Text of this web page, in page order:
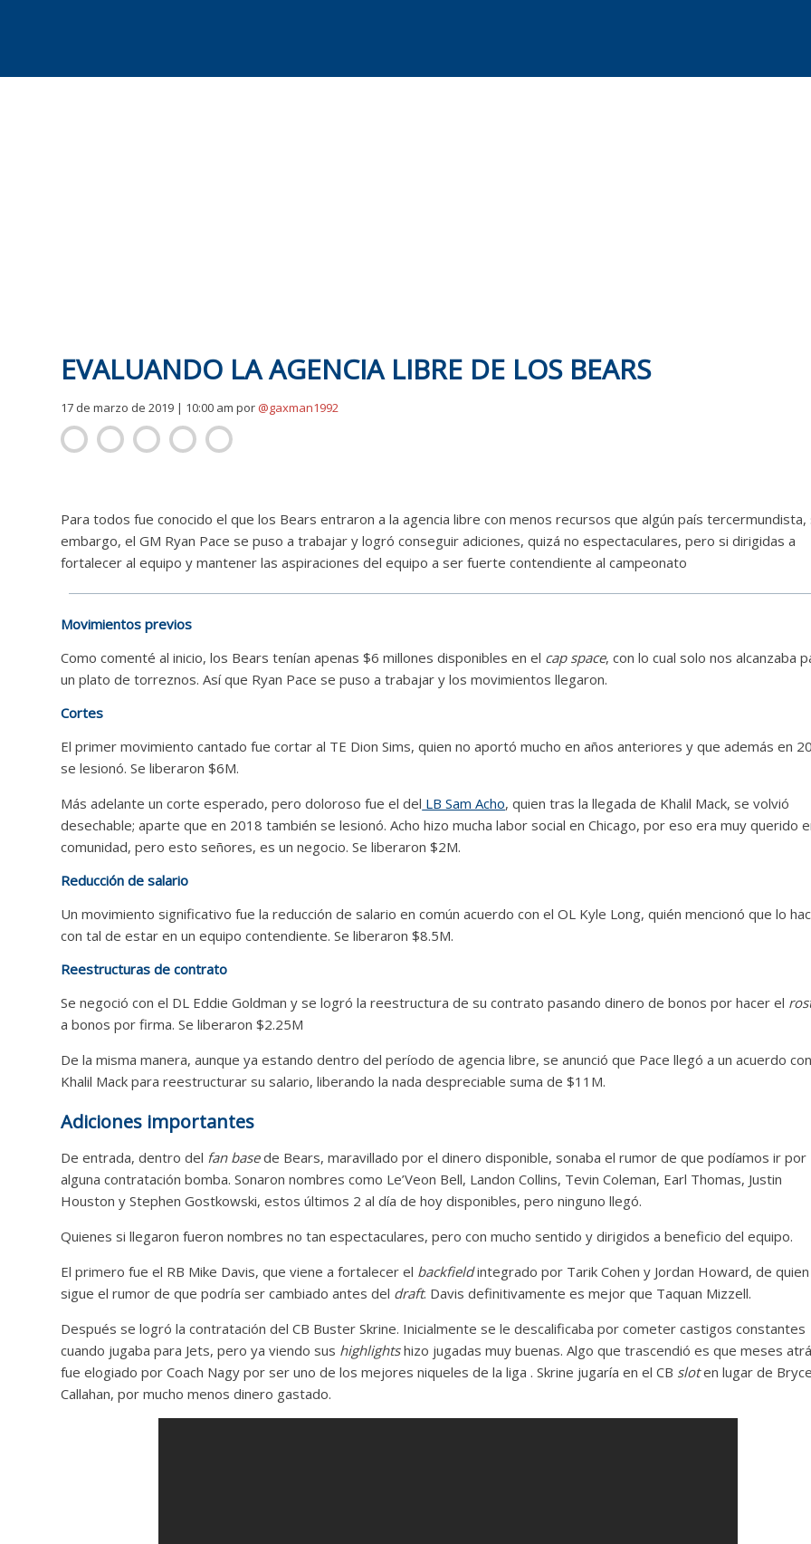
EVALUANDO LA AGENCIA LIBRE DE LOS BEARS
17 de marzo de 2019 | 10:00 ampor @gaxman1992
Para todos fue conocido el que los Bears entraron a la agencia libre con menos recursos que algún país tercermundista,
embargo, el GM Ryan Pace se puso a trabajar y logró conseguir adiciones, quizá no espectaculares, pero si dirigidas a
fortalecer al equipo y mantener las aspiraciones del equipo a ser fuerte contendiente al campeonato
Movimientos previos
Como comenté al inicio, los Bears tenían apenas $6 millones disponibles en el cap space, con lo cual solo nos alcanzaba
un plato de torreznos. Así que Ryan Pace se puso a trabajar y los movimientos llegaron.
Cortes
El primer movimiento cantado fue cortar al TE Dion Sims, quien no aportó mucho en años anteriores y que además en
se lesionó. Se liberaron $6M.
Más adelante un corte esperado, pero doloroso fue el del LB Sam Acho, quien tras la llegada de Khalil Mack, se volvió
desechable; aparte que en 2018 también se lesionó. Acho hizo mucha labor social en Chicago, por eso era muy querido
comunidad, pero esto señores, es un negocio. Se liberaron $2M.
Reducción de salario
Un movimiento significativo fue la reducción de salario en común acuerdo con el OL Kyle Long, quién mencionó que lo
con tal de estar en un equipo contendiente. Se liberaron $8.5M.
Reestructuras de contrato
Se negoció con el DL Eddie Goldman y se logró la reestructura de su contrato pasando dinero de bonos por hacer el
a bonos por firma. Se liberaron $2.25M
De la misma manera, aunque ya estando dentro del período de agencia libre, se anunció que Pace llegó a un acuerdo
Khalil Mack para reestructurar su salario, liberando la nada despreciable suma de $11M.
Adiciones importantes
De entrada, dentro del fan basede Bears, maravillado por el dinero disponible, sonaba el rumor de que podíamos ir por
alguna contratación bomba. Sonaron nombres como Le’Veon Bell, Landon Collins, Tevin Coleman, Earl Thomas, Justin
Houston y Stephen Gostkowski, estos últimos 2 al día de hoy disponibles, pero ninguno llegó.
Quienes si llegaron fueron nombres no tan espectaculares, pero con mucho sentido y dirigidos a beneficio del equipo.
El primero fue el RB Mike Davis, que viene a fortalecer el backfieldintegrado por Tarik Cohen y Jordan Howard, de quien
sigue el rumor de que podría ser cambiado antes del draft. Davis definitivamente es mejor que Taquan Mizzell.
Después se logró la contratación del CB Buster Skrine. Inicialmente se le descalificaba por cometer castigos constantes
cuando jugaba para Jets, pero ya viendo sus highlightshizo jugadas muy buenas. Algo que trascendió es que meses
fue elogiado por Coach Nagy por ser uno de los mejores niqueles de la liga . Skrine jugaría en el CB sloten lugar de
Callahan, por mucho menos dinero gastado.